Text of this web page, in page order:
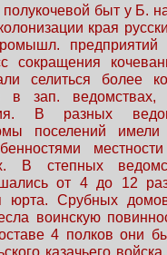
быт у Б.
края
предприятий
сокращения
селиться более
в зап. ведомствах,
В разных
поселений имели
В степных
от 4 до 12
юрта. Срубных
воинскую
4 полков они
казачьего